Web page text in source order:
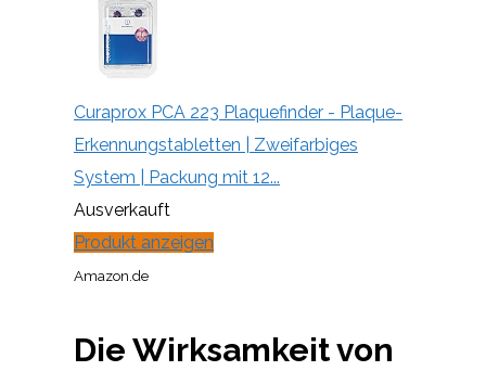
Curaprox PCA 223 Plaquefinder - Plaque-
Erkennungstabletten | Zweifarbiges
System | Packung mit 12...
Ausverkauft
Produkt anzeigen
Amazon.de
Die Wirksamkeit von